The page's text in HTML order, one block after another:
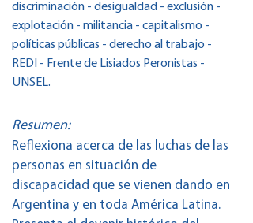
discriminación - desigualdad - exclusión -
explotación - militancia - capitalismo -
políticas públicas - derecho al trabajo -
REDI - Frente de Lisiados Peronistas -
UNSEL.
Resumen:
Reflexiona acerca de las luchas de las
personas en situación de
discapacidad que se vienen dando en
Argentina y en toda América Latina.